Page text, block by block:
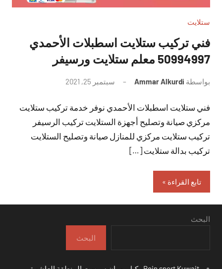
ستلايت
فني تركيب ستلايت اسطبلات الأحمدي
50994997 معلم ستلايت ورسيفر
بواسطة Ammar Alkurdi سبتمبر 25, 2021
تعليقات
فني ستلايت اسطبلات الأحمدي نوفر خدمة تركيب ستلايت
مركزي صيانة وتصليح أجهزة الستلايت تركيب الرسيفر
تركيب ستلايت مركزي للمنازل صيانة وتصليح الستلايت
تركيب بدالة ستلايت […]
تابع القراءة
البحث
البحث